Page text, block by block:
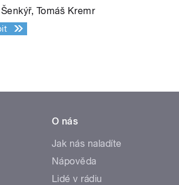
Tomáš Kremr
O nás
Jak nás naladíte
Nápověda
Lidé v rádiu